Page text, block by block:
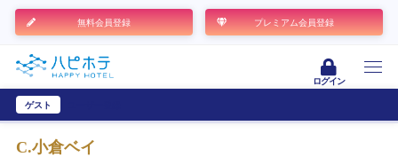
無料会員登録 プレミアム会員登録
ログイン
ゲスト
C.小倉ベイ